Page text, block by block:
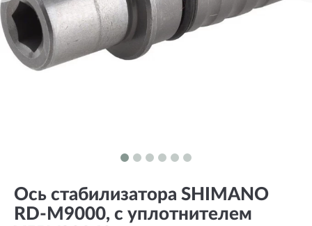
Ось стабилизатора SHIMANO
RD-M9000, с уплотнителем